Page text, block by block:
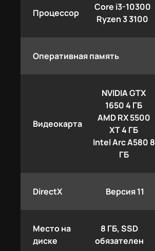
Процессор
Core i3-10300
Ryzen 3 3100
Оперативная память
Видеокарта
NVIDIA GTX
1650 4 ГБ
AMD RX 5500
XT 4 ГБ
Intel Arc A580 8
ГБ
DirectX Версия 11
Место на
диске
8 ГБ, SSD
обязателен